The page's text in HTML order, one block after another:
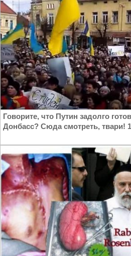
Говорите, что Путин задолго
Донбасс? Сюда смотреть, твари!